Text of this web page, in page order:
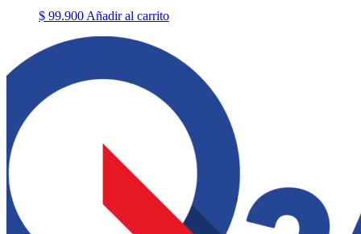
$ 99.900 Añadir al carrito